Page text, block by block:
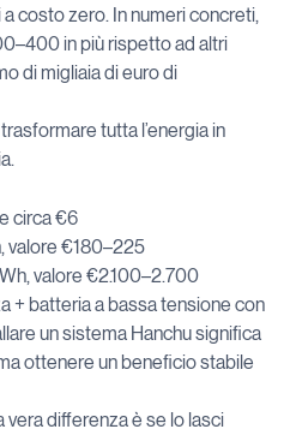
costo zero. In numeri concreti,
in più rispetto ad altri
di migliaia di euro di
tutta l’energia in
circa €6
valore €180–225
valore €2.100–2.700
+ batteria a bassa tensione con
un sistema Hanchu significa
ottenere un beneficio stabile
vera differenza è se lo lasci